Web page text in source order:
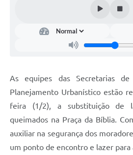
Feriados Municipais
Bairros Rurais
Galeria de Fotos
As equipes das Secretarias
Planejamento Urbanístico estão
feira (1/2), a substituição de
queimados na Praça da Bíblia.
auxiliar na segurança dos
um ponto de encontro e lazer para